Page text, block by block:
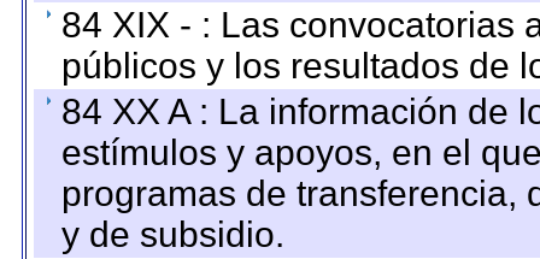
84 XIX - : Las convocatorias
públicos y los resultados de
84 XX A : La información de
estímulos y apoyos, en el
programas de transferencia,
y de subsidio.